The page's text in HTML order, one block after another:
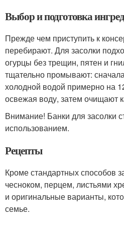
Выбор и подготовка
Прежде чем приступить к
перебирают. Для засолки
огурцы без трещин, пятен и
тщательно промывают:
холодной водой примерно на
освежая воду, затем очищают
Внимание! Банки для засолки
использованием.
Рецепты
Кроме стандартных способов
чесноком, перцем, листьями
и оригинальные варианты,
семье.